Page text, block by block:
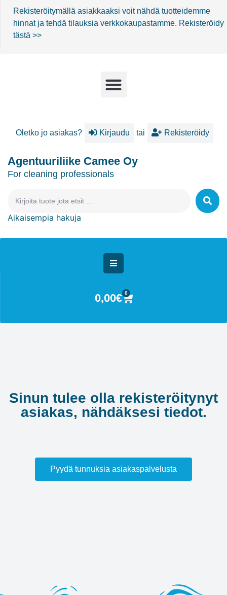
Rekisteröitymällä asiakkaaksi voit nähdä tuotteidemme
hinnat ja tehdä tilauksia verkkokaupastamme. Rekisteröidy
tästä >>
Oletko jo asiakas? Kirjaudu tai Rekisteröidy
Agentuuriliike Camee Oy
For cleaning professionals
Aikaisempia hakuja
0,00€ 0
Sinun tulee olla rekisteröitynyt
asiakas, nähdäksesi tiedot.
Pyydä tunnuksia asiakaspalvelusta